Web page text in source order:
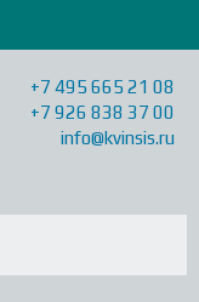
+7 495 665 21 08
+7 926 838 37 00
info@kvinsis.ru